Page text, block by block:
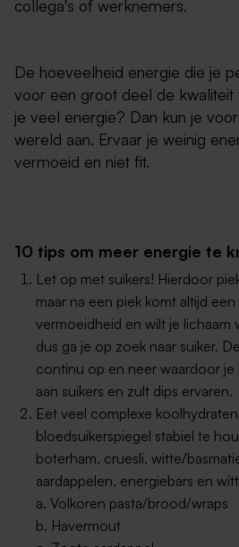
collega's of werknemers.
De hoeveelheid energie die je
voor een groot deel de kwaliteit
je veel energie? Dan kun je
wereld aan. Ervaar je weinig
vermoeid en niet fit.
10 tips om meer energie te
Let op met suikers! Hierdoor
maar na een piek komt altijd
vermoeidheid en wilt je lichaam
dus ga je op zoek naar suiker.
continu op en neer waardoor
aan suikers en zult dips ervaren.
Eet veel complexe
bloedsuikerspiegel stabiel te
boterham, cruesli, witte/
aardappelen, energiebars en
a. Volkoren pasta/brood/wraps
b. Havermout